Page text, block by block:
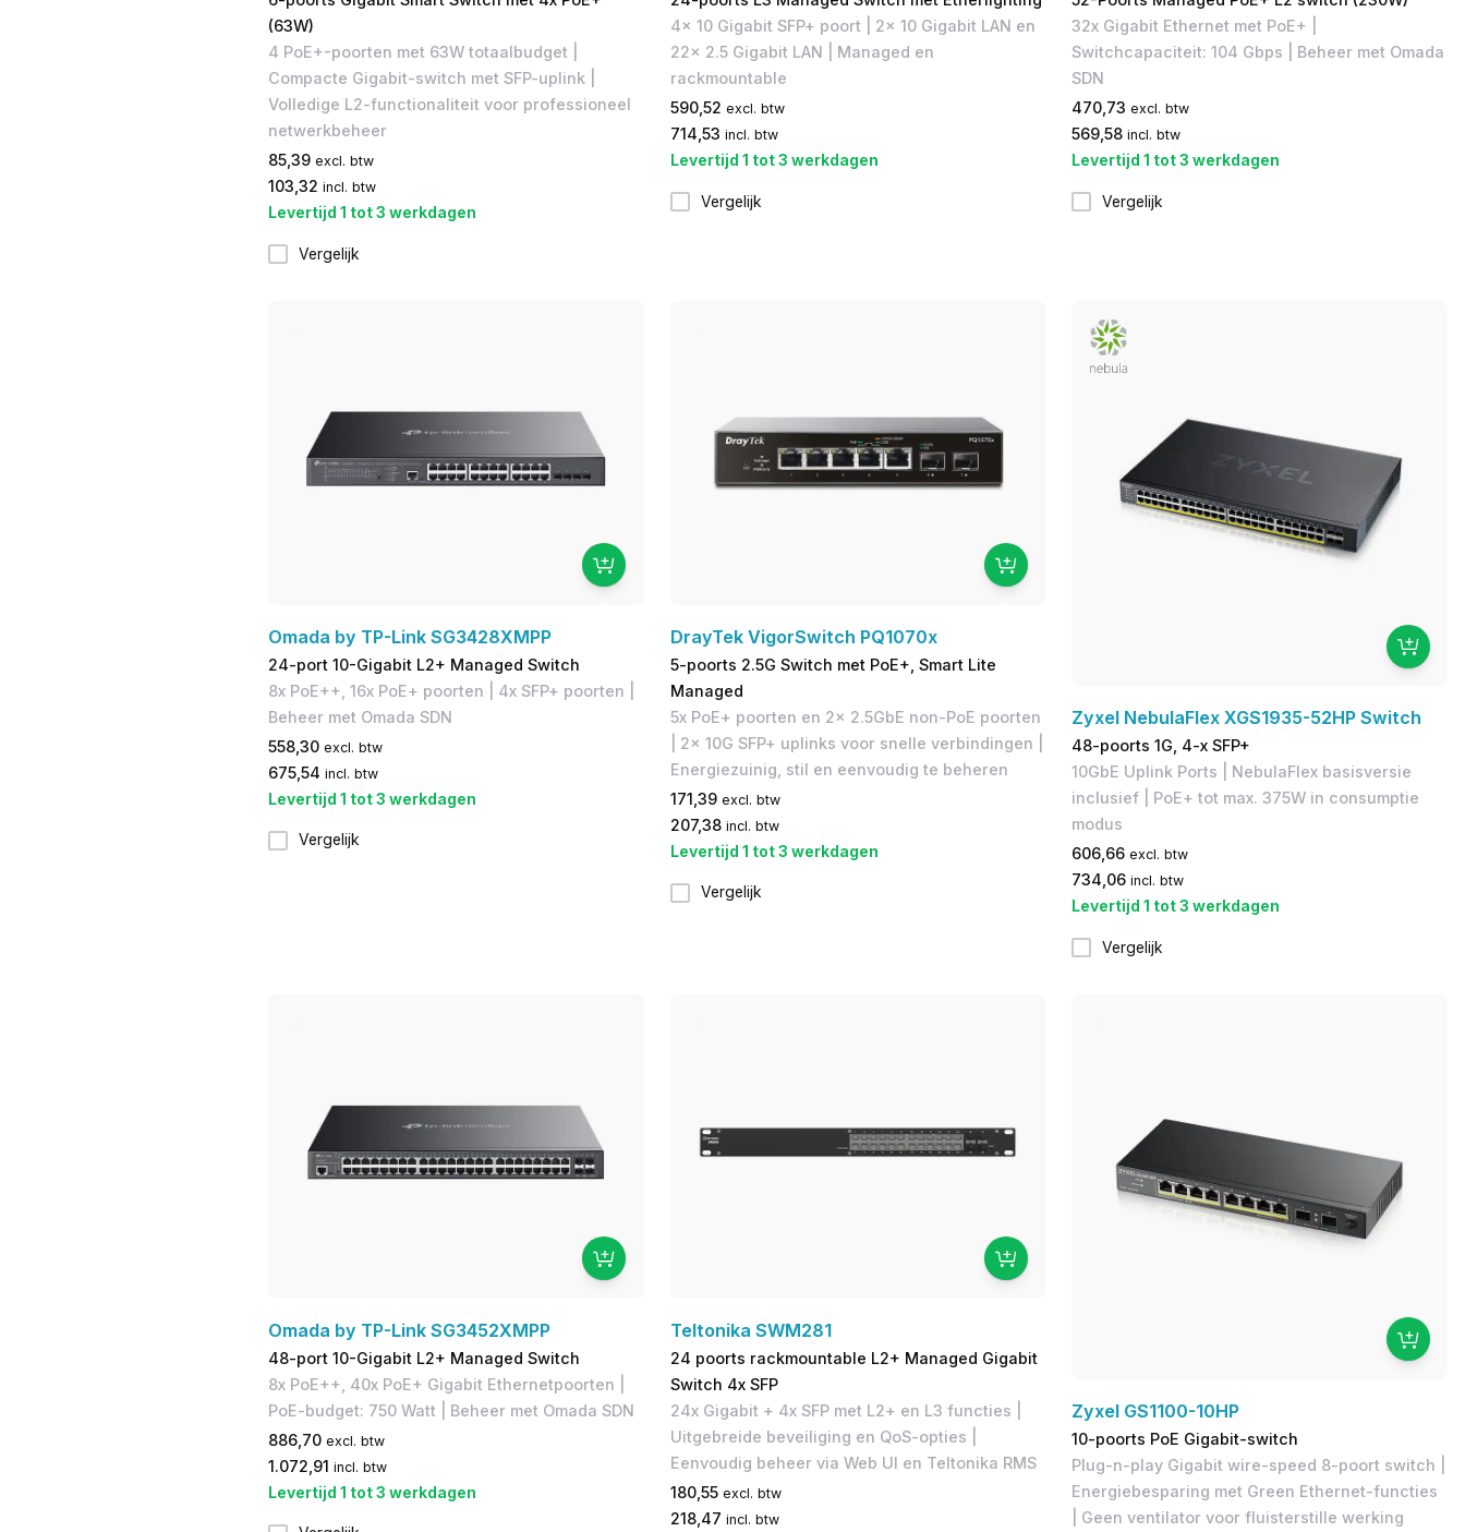
(63W)
4 PoE+-poorten met 63W totaalbudget |
Compacte Gigabit-switch met SFP-uplink |
Volledige L2-functionaliteit voor professioneel
netwerkbeheer
85,39 excl. btw
103,32 incl. btw
Levertijd 1 tot 3 werkdagen
Vergelijk
4x 10 Gigabit SFP+ poort | 2x 10 Gigabit LAN en
22x 2.5 Gigabit LAN | Managed en
rackmountable
590,52 excl. btw
714,53 incl. btw
Levertijd 1 tot 3 werkdagen
Vergelijk
32x Gigabit Ethernet met PoE+ |
Switchcapaciteit: 104 Gbps | Beheer met Omada
SDN
470,73 excl. btw
569,58 incl. btw
Levertijd 1 tot 3 werkdagen
Vergelijk
Omada by TP-Link SG3428XMPP
24-port 10-Gigabit L2+ Managed Switch
8x PoE++, 16x PoE+ poorten | 4x SFP+ poorten |
Beheer met Omada SDN
558,30 excl. btw
675,54 incl. btw
Levertijd 1 tot 3 werkdagen
Vergelijk
DrayTek VigorSwitch PQ1070x
5-poorts 2.5G Switch met PoE+, Smart Lite
Managed
5x PoE+ poorten en 2x 2.5GbE non-PoE poorten
| 2x 10G SFP+ uplinks voor snelle verbindingen |
Energiezuinig, stil en eenvoudig te beheren
171,39 excl. btw
207,38 incl. btw
Levertijd 1 tot 3 werkdagen
Vergelijk
Zyxel NebulaFlex XGS1935-52HP Switch
48-poorts 1G, 4-x SFP+
10GbE Uplink Ports | NebulaFlex basisversie
inclusief | PoE+ tot max. 375W in consumptie
modus
606,66 excl. btw
734,06 incl. btw
Levertijd 1 tot 3 werkdagen
Vergelijk
Omada by TP-Link SG3452XMPP
48-port 10-Gigabit L2+ Managed Switch
8x PoE++, 40x PoE+ Gigabit Ethernetpoorten |
PoE-budget: 750 Watt | Beheer met Omada SDN
886,70 excl. btw
1.072,91 incl. btw
Levertijd 1 tot 3 werkdagen
Teltonika SWM281
24 poorts rackmountable L2+ Managed Gigabit
Switch 4x SFP
24x Gigabit + 4x SFP met L2+ en L3 functies |
Uitgebreide beveiliging en QoS-opties |
Eenvoudig beheer via Web UI en Teltonika RMS
180,55 excl. btw
218,47 incl. btw
Zyxel GS1100-10HP
10-poorts PoE Gigabit-switch
Plug-n-play Gigabit wire-speed 8-poort switch |
Energiebesparing met Green Ethernet-functies
| Geen ventilator voor fluisterstille werking